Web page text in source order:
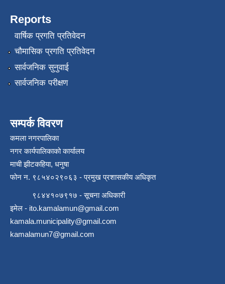
Reports
वार्षिक प्रगति प्रतिवेदन
चौमासिक प्रगति प्रतिवेदन
सार्वजनिक सुनुवाई
सार्वजनिक परीक्षण
सम्पर्क विवरण
कमला नगरपालिका
नगर कार्यपालिकाको कार्यालय
माची झीटकहिया, धनुषा
फोन न‌. ९८५४०२९०६३ - प्रमुख प्रशासकीय अधिकृत
९८४४१०७९१७ - सूचना अधिकारी
इमेल - ito.kamalamun@gmail.com
kamala.municipality@gmail.com
kamalamun7@gmail.com